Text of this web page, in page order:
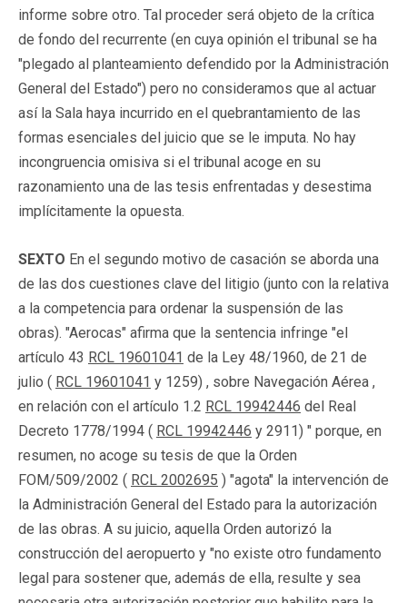
informe sobre otro. Tal proceder será objeto de la crítica
de fondo del recurrente (en cuya opinión el tribunal se ha
"plegado al planteamiento defendido por la Administración
General del Estado") pero no consideramos que al actuar
así la Sala haya incurrido en el quebrantamiento de las
formas esenciales del juicio que se le imputa. No hay
incongruencia omisiva si el tribunal acoge en su
razonamiento una de las tesis enfrentadas y desestima
implícitamente la opuesta.
SEXTO En el segundo motivo de casación se aborda una
de las dos cuestiones clave del litigio (junto con la relativa
a la competencia para ordenar la suspensión de las
obras). "Aerocas" afirma que la sentencia infringe "el
artículo 43 RCL 19601041 de la Ley 48/1960, de 21 de
julio ( RCL 19601041 y 1259) , sobre Navegación Aérea ,
en relación con el artículo 1.2 RCL 19942446 del Real
Decreto 1778/1994 ( RCL 19942446 y 2911) " porque, en
resumen, no acoge su tesis de que la Orden
FOM/509/2002 ( RCL 2002695 ) "agota" la intervención de
la Administración General del Estado para la autorización
de las obras. A su juicio, aquella Orden autorizó la
construcción del aeropuerto y "no existe otro fundamento
legal para sostener que, además de ella, resulte y sea